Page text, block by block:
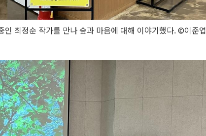
인 최정순 작가를 만나 숲과 마음에 대해 이야기했다. ©이준엽